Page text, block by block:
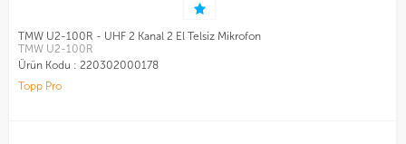
TMW U2-100R - UHF 2 Kanal 2 El Telsiz Mikrofon
TMW U2-100R
Ürün Kodu : 220302000178
Topp Pro